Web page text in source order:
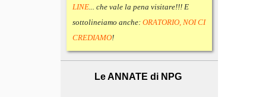
LINE... che vale la pena visitare!!! E
sottolineiamo anche: ORATORIO, NOI CI
CREDIAMO!
Le ANNATE di NPG